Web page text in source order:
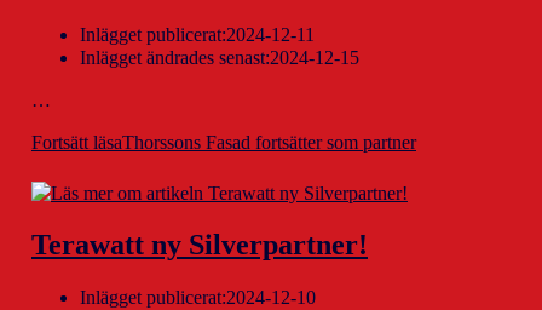
Inlägget publicerat:2024-12-11
Inlägget ändrades senast:2024-12-15
…
Fortsätt läsaThorssons Fasad fortsätter som partner
Terawatt ny Silverpartner!
Inlägget publicerat:2024-12-10